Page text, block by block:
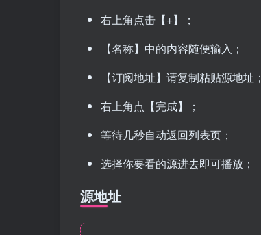
右上角点击【+】；
【名称】中的内容随便输入；
【订阅地址】请复制粘贴源地址；
右上角点【完成】；
等待几秒自动返回列表页；
选择你要看的源进去即可播放；
源地址